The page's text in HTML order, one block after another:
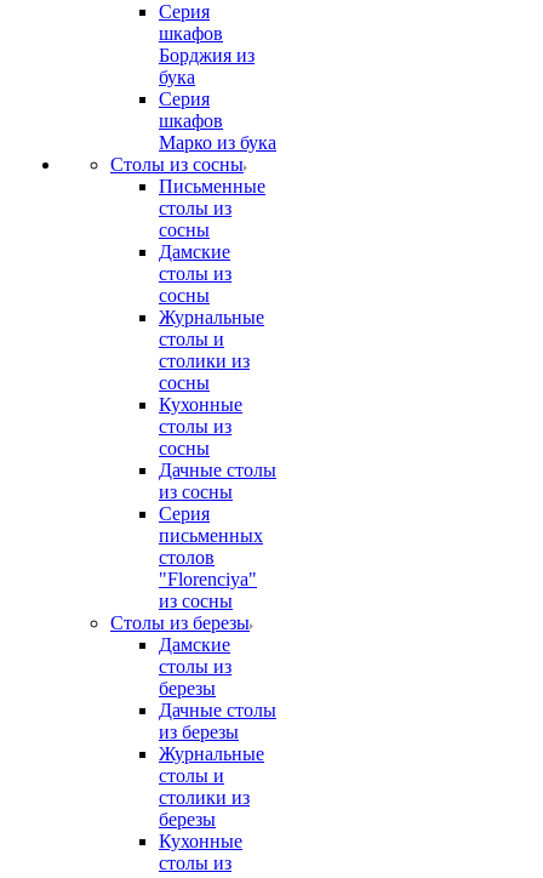
Серия
шкафов
Борджия из
бука
Серия
шкафов
Марко из бука
Столы из сосны
Письменные
столы из
сосны
Дамские
столы из
сосны
Журнальные
столы и
столики из
сосны
Кухонные
столы из
сосны
Дачные столы
из сосны
Серия
письменных
столов
"Florenciya"
из сосны
Столы из березы
Дамские
столы из
березы
Дачные столы
из березы
Журнальные
столы и
столики из
березы
Кухонные
столы из